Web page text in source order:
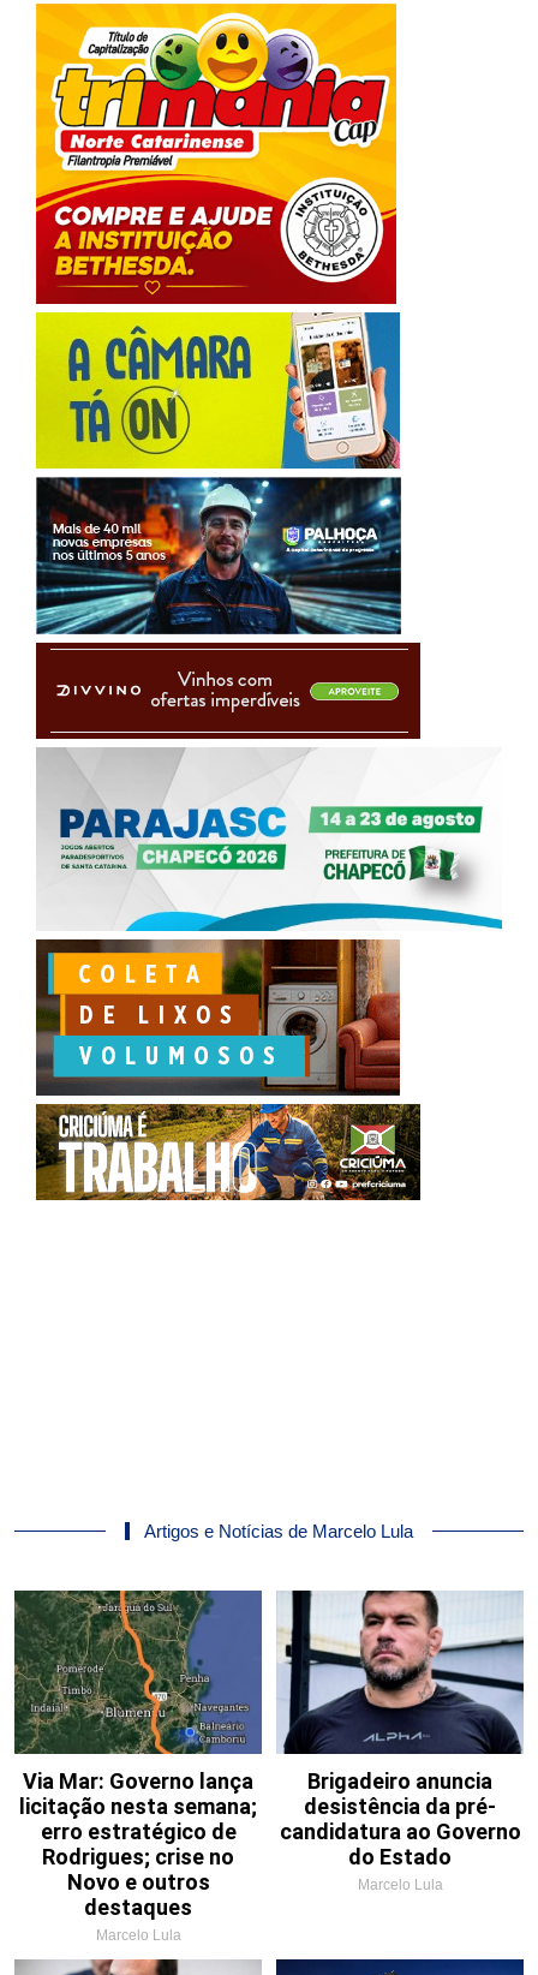
Artigos e Notícias de Marcelo Lula
Via Mar: Governo lança
licitação nesta semana;
erro estratégico de
Rodrigues; crise no
Novo e outros
destaques
Marcelo Lula
Brigadeiro anuncia
desistência da pré-
candidatura ao Governo
do Estado
Marcelo Lula